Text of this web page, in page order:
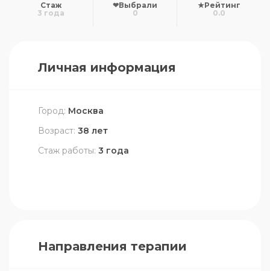
Стаж
3 года
❤Выбрали
0
★Рейтинг
0.0
Личная информация
Город: Москва
Возраст: 38 лет
Стаж работы: 3 года
Направления терапии